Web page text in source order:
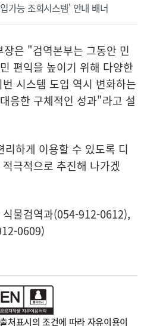
가능 조회시스템' 안내 배너
은 "검역본부는 그동안 민
편익을 높이기 위해 다양한
시스템 도입 역시 변화하는
응한 구체적인 성과"라고 설
하게 이용할 수 있도록 디
극적으로 추진해 나가겠
물검역과(054-912-0612),
0609)
처표시의 조건에 따라 자유이용이